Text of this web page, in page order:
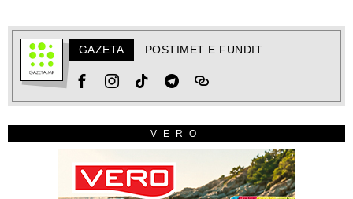
GAZETA POSTIMET E FUNDIT
VERO